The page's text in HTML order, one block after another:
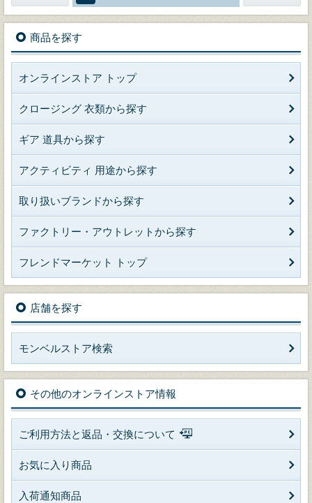
商品を探す
オンラインストア トップ
クロージング 衣類から探す
ギア 道具から探す
アクティビティ 用途から探す
取り扱いブランドから探す
ファクトリー・アウトレットから探す
フレンドマーケット トップ
店舗を探す
モンベルストア検索
その他のオンラインストア情報
ご利用方法と返品・交換について
お気に入り商品
入荷通知商品